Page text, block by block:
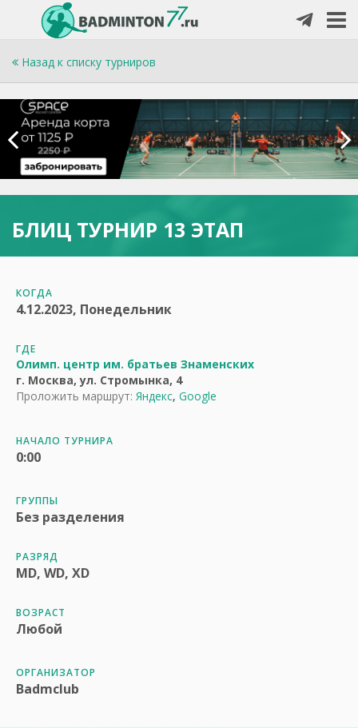
Назад к списку турниров
БЛИЦ ТУРНИР 13 ЭТАП
КОГДА
4.12.2023, Понедельник
ГДЕ
Олимп. центр им. братьев Знаменских
г. Москва, ул. Стромынка, 4
Проложить маршрут: Яндекс, Google
НАЧАЛО ТУРНИРА
0:00
ГРУППЫ
Без разделения
РАЗРЯД
MD, WD, XD
ВОЗРАСТ
Любой
ОРГАНИЗАТОР
Badmclub